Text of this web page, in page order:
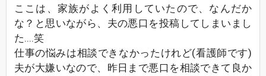
ここは、家族がよく利用していたので、なんだか
な？と思いながら、夫の悪口を投稿してしまいまし
た‥‥笑
仕事の悩みは相談できなかったけれど(看護師です)
夫が大嫌いなので、昨日まで悪口を相談できて良か